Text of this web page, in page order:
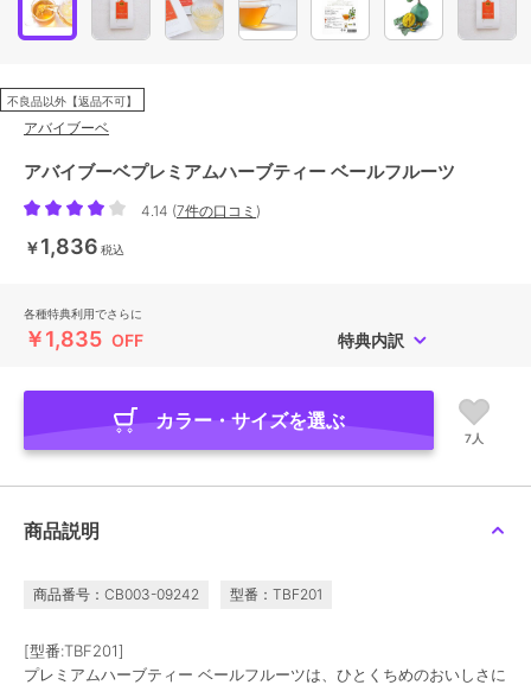
不良品以外【返品不可】
アバイブーベ
アバイブーベプレミアムハーブティー ベールフルーツ
4.14 (7件の口コミ )
￥1,836 税込
各種特典利用でさらに
￥1,835 OFF 特典内訳
カラー・サイズを選ぶ
7人
商品説明
商品番号：CB003-09242 型番：TBF201
[型番:TBF201]
プレミアムハーブティー ベールフルーツは、ひとくちめのおいしさに